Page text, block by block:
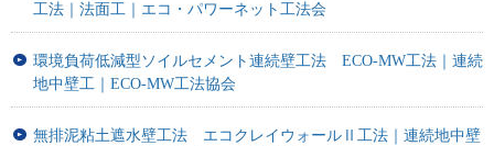
工法｜法面工｜エコ・パワーネット工法会
環境負荷低減型ソイルセメント連続壁工法 ECO-MW工法｜連続
地中壁工｜ECO-MW工法協会
無排泥粘土遮水壁工法 エコクレイウォールⅡ工法｜連続地中壁